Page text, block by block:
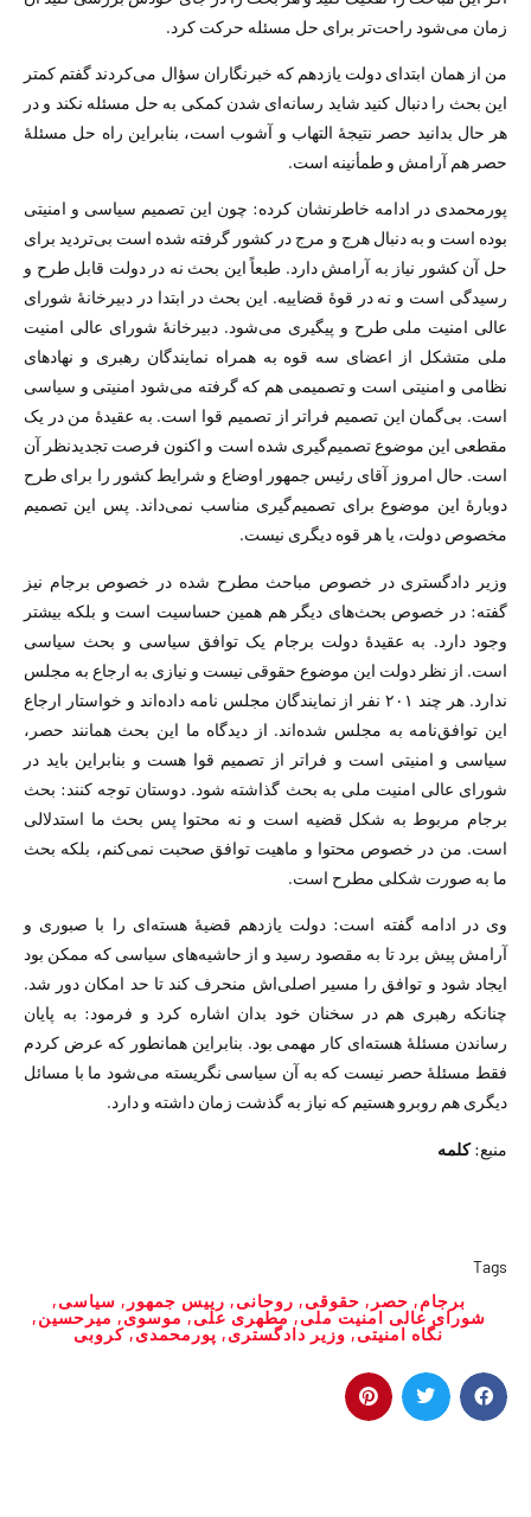
زمان می‌شود راحت‌تر برای حل مسئله حرکت کرد.
من از همان ابتدای دولت یازدهم که خبرنگاران سؤال می‌کردند گفتم کمتر
این بحث را دنبال کنید شاید رسانه‌ای شدن کمکی به حل مسئله نکند و در
هر حال بدانید حصر نتیجهٔ التهاب و آشوب است، بنابراین راه حل مسئلهٔ
حصر هم آرامش و طمأنینه است.
پورمحمدی در ادامه خاطرنشان کرده: چون این تصمیم سیاسی و امنیتی
بوده است و به دنبال هرج و مرج در کشور گرفته شده است بی‌تردید برای
حل آن کشور نیاز به آرامش دارد. طبعاً این بحث نه در دولت قابل طرح و
رسیدگی است و نه در قوهٔ قضاییه. این بحث در ابتدا در دبیرخانهٔ شورای
عالی امنیت ملی طرح و پیگیری می‌شود. دبیرخانهٔ شورای عالی امنیت
ملی متشکل از اعضای سه قوه به همراه نمایندگان رهبری و نهادهای
نظامی و امنیتی است و تصمیمی هم که گرفته می‌شود امنیتی و سیاسی
است. بی‌گمان این تصمیم فراتر از تصمیم قوا است. به عقیدهٔ من در یک
مقطعی این موضوع تصمیم‌گیری شده است و اکنون فرصت تجدیدنظر آن
است. حال امروز آقای رئیس جمهور اوضاع و شرایط کشور را برای طرح
دوبارهٔ این موضوع برای تصمیم‌گیری مناسب نمی‌داند. پس این تصمیم
مخصوص دولت، یا هر قوه دیگری نیست.
وزیر دادگستری در خصوص مباحث مطرح شده در خصوص برجام نیز
گفته: در خصوص بحث‌های دیگر هم همین حساسیت است و بلکه بیشتر
وجود دارد. به عقیدهٔ دولت برجام یک توافق سیاسی و بحث سیاسی
است. از نظر دولت این موضوع حقوقی نیست و نیازی به ارجاع به مجلس
ندارد. هر چند ۲۰۱ نفر از نمایندگان مجلس نامه داده‌اند و خواستار ارجاع
این توافق‌نامه به مجلس شده‌اند. از دیدگاه ما این بحث همانند حصر،
سیاسی و امنیتی است و فراتر از تصمیم قوا هست و بنابراین باید در
شورای عالی امنیت ملی به بحث گذاشته شود. دوستان توجه کنند: بحث
برجام مربوط به شکل قضیه است و نه محتوا پس بحث ما استدلالی
است. من در خصوص محتوا و ماهیت توافق صحبت نمی‌کنم، بلکه بحث
ما به صورت شکلی مطرح است.
وی در ادامه گفته است: دولت یازدهم قضیهٔ هسته‌ای را با صبوری و
آرامش پیش برد تا به مقصود رسید و از حاشیه‌های سیاسی که ممکن بود
ایجاد شود و توافق را مسیر اصلی‌اش منحرف کند تا حد امکان دور شد.
چنانکه رهبری هم در سخنان خود بدان اشاره کرد و فرمود: به پایان
رساندن مسئلهٔ هسته‌ای کار مهمی بود. بنابراین همانطور که عرض کردم
فقط مسئلهٔ حصر نیست که به آن سیاسی نگریسته می‌شود ما با مسائل
دیگری هم روبرو هستیم که نیاز به گذشت زمان داشته و دارد.
منبع:کلمه
Tags
برجام, حصر , حقوقی, روحانی, رییس جمهور , سیاسی,
شورای عالی امنیت ملی,مطهری علی,موسوی, میرحسین,
نگاه امنیتی, وزیر دادگستری, پورمحمدی, کروبی